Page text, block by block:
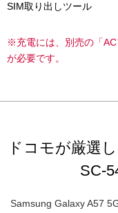
SIM取り出しツール
※充電には、別売の「AC
が必要です。
ドコモが厳選
SC-
Samsung Galaxy A57